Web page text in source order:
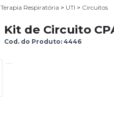
Terapia Respiratória > UTI > Circuitos
Kit de Circuito
Cod. do Produto: 4446